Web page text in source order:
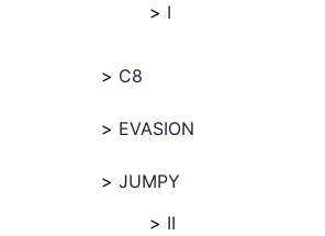
I
C8
EVASION
JUMPY
II